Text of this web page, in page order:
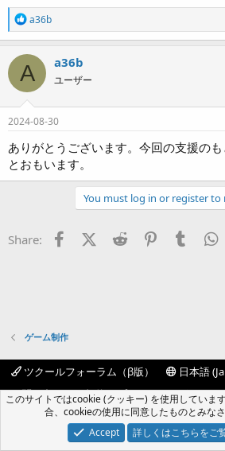
R
e
a
c
t
o
n
s
a36b
A a36b
ユーザー
2024-08-30
ありがとうございます。今回の支援の
とおもいます。
You must log in or register to
Share: FacebookX (Twitter)
Reddit PinterestTumblr
ゲーム制作
ツクールフォーラム（β版）
日本語
お問い合わせ
規約 プライバシーポリシー
フォーラムトップ
R
S
S
Community platform by XenForo® © 2010-2024
このサイトではcookie (クッキー) を使用していま
合、cookieの使用に同意したものとみな
Accept
詳しくはこちらをご